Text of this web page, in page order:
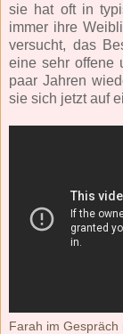
sie hat oft in
immer ihre
versucht, das
eine sehr offene
paar Jahren
sie sich jetzt auf
Farah im Gespräch